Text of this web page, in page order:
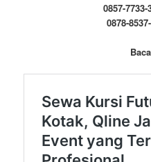
0857-
0878-